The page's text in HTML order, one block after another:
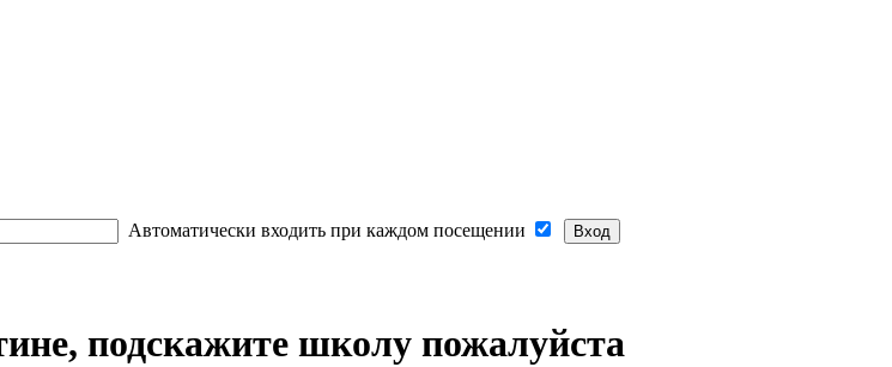
Автоматически входить при каждом посещении
подскажите школу пожалуйста